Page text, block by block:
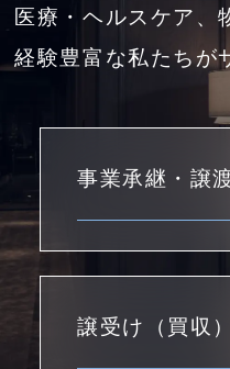
医療・ヘルスケア
経験豊富な私たちが
事業承継・譲
譲受け（買収